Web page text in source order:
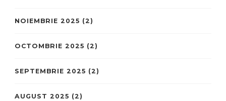
NOIEMBRIE 2025 (2)
OCTOMBRIE 2025 (2)
SEPTEMBRIE 2025 (2)
AUGUST 2025 (2)